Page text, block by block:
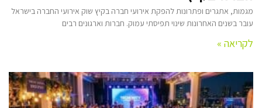
מגמות, אתגרים ופתרונות להפקת אירועי חברה בקיץ שוק אירועי החברה בישראל
עובר בשנים האחרונות שינוי תפיסתי עמוק. חברות וארגונים רבים
לקריאה »